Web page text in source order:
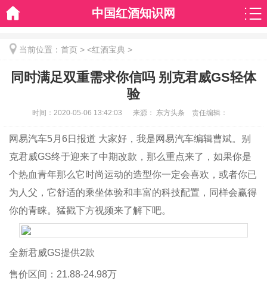
中国红酒知识网
当前位置： 首页 > <红酒宝典 >
同时满足双重需求你信吗 别克君威GS轻体
验
时间： 2020-05-06 13:42:03 来源： 东方头条 责任编辑：
网易汽车5月6日报道 大家好，我是网易汽车编辑曹斌。别
克君威GS终于迎来了中期改款，那么重点来了，如果你是
个热血青年那么它时尚运动的造型你一定会喜欢，或者你已
为人父，它舒适的乘坐体验和丰富的科技配置，同样会赢得
你的青睐。猛戳下方视频来了解下吧。
全新君威GS提供2款
售价区间：21.88-24.98万